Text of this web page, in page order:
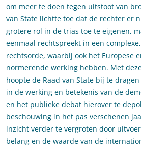
om meer te doen tegen uitstoot van
van State lichtte toe dat de rechter er
grotere rol in de trias toe te eigenen,
eenmaal rechtspreekt in een
rechtsorde, waarbij ook het Europese
normerende werking hebben. Met
hoopte de Raad van State bij te
in de werking en betekenis van de
en het publieke debat hierover te
beschouwing in het pas verschenen
inzicht verder te vergroten door
belang en de waarde van de